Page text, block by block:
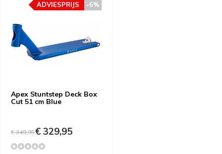
Apex Stuntstep Deck Box
Cut 51 cm Blue
-6%
ADVIESPRIJS
€ 349,95€ 329,95